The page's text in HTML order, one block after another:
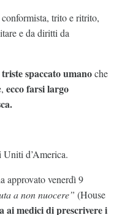
trito e ritrito,
e da diritti da
spaccato umanoche
ecco farsi largo
d’America.
approvato venerdì 9
a non nuocere” (House
ai medici di prescrivere i